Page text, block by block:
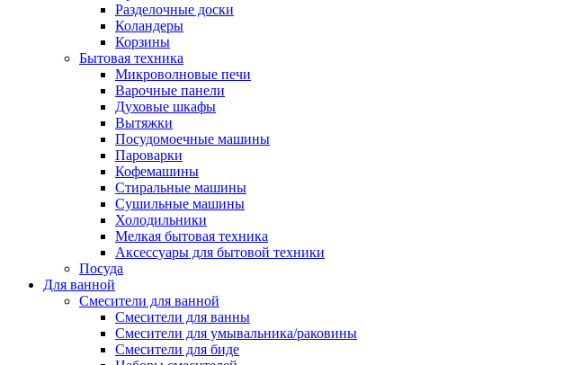
Разделочные доски
Коландеры
Корзины
Бытовая техника
Микроволновые печи
Варочные панели
Духовые шкафы
Вытяжки
Посудомоечные машины
Пароварки
Кофемашины
Стиральные машины
Сушильные машины
Холодильники
Мелкая бытовая техника
Аксессуары для бытовой техники
Посуда
Для ванной
Смесители для ванной
Смесители для ванны
Смесители для умывальника/раковины
Смесители для биде